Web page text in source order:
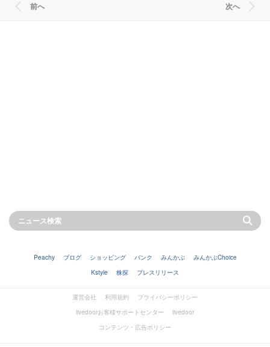
前へ 次へ
Peachy ブログ ショッピング バンク みんかぶ
みんかぶChoice
Kstyle
株探 プレスリリース
運営会社 利用規約
プライバシーポリシー
livedoorお客様サポートセンター
livedoor
コンテンツ・広告ポリシー